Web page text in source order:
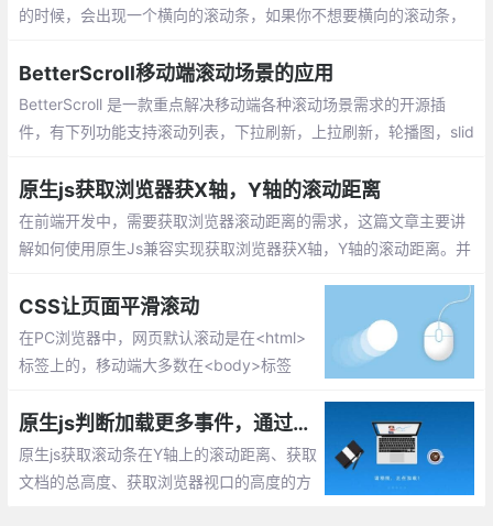
的时候，会出现一个横向的滚动条，如果你不想要横向的滚动条，
BetterScroll移动端滚动场景的应用
BetterScroll 是一款重点解决移动端各种滚动场景需求的开源插
件，有下列功能支持滚动列表，下拉刷新，上拉刷新，轮播图，slid
淡出来确保滚动的流畅。
原生js获取浏览器获X轴，Y轴的滚动距离
在前端开发中，需要获取浏览器滚动距离的需求，这篇文章主要讲
解如何使用原生Js兼容实现获取浏览器获X轴，Y轴的滚动距离。并
CSS让页面平滑滚动
在PC浏览器中，网页默认滚动是在<html>
标签上的，移动端大多数在<body>标签
么一条规则：凡是需要滚动的地方都加一句s
croll-behavior:smooth就好了！
原生js判断加载更多事件，通过获取页面滚动距离、文档总高度、浏览器视口高度
原生js获取滚动条在Y轴上的滚动距离、获取
文档的总高度、获取浏览器视口的高度的方